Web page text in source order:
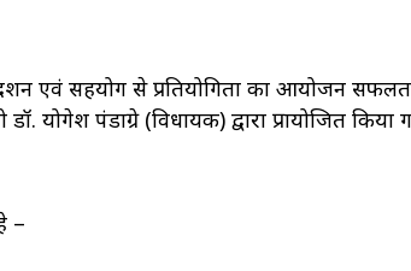
एवं सहयोग से प्रतियोगिता का आयोजन
योगेश पंडाग्रे (विधायक) द्वारा प्रायोजित किया
–